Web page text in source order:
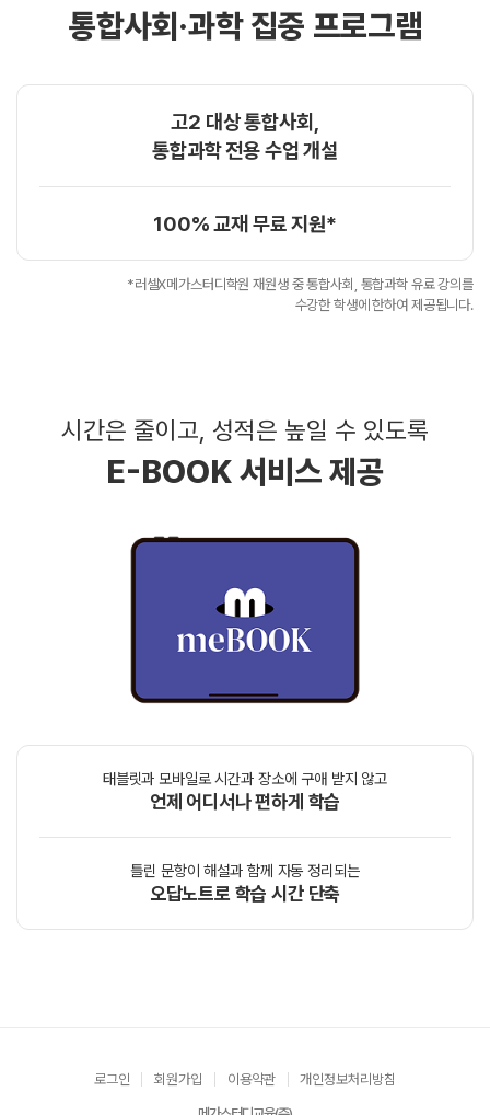
통합사회·과학 집중 프로그램
고2 대상 통합사회,
통합과학 전용 수업 개설
100% 교재 무료 지원*
*러셀X메가스터디학원 재원생 중 통합사회, 통합과학 유료 강의를
수강한 학생에 한하여 제공됩니다.
시간은 줄이고, 성적은 높일 수 있도록
E-BOOK 서비스 제공
태블릿과 모바일로 시간과 장소에 구애 받지 않고
언제 어디서나 편하게 학습
틀린 문항이 해설과 함께 자동 정리되는
오답노트로 학습 시간 단축
로그인 회원가입 이용약관 개인정보처리방침